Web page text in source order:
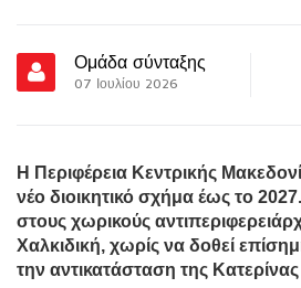
Ομάδα σύνταξης
07 Ιουλίου 2026
Η Περιφέρεια Κεντρικής
νέο διοικητικό σχήμα έως το
στους χωρικούς
Χαλκιδική, χωρίς να δοθεί
την αντικατάσταση της